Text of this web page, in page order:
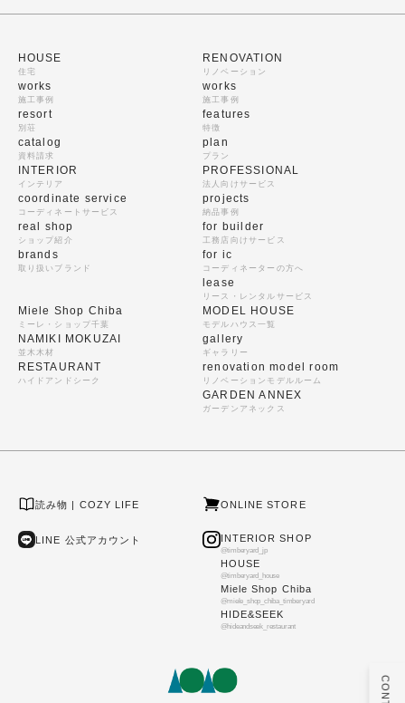
HOUSE
住宅
works
施工事例
resort
別荘
catalog
資料請求
RENOVATION
リノベーション
works
施工事例
features
特徴
plan
プラン
INTERIOR
インテリア
coordinate service
コーディネートサービス
real shop
ショップ紹介
brands
取り扱いブランド
PROFESSIONAL
法人向けサービス
projects
納品事例
for builder
工務店向けサービス
for ic
コーディネーターの方へ
lease
リース・レンタルサービス
Miele Shop Chiba
ミーレ・ショップ千葉
NAMIKI MOKUZAI
並木木材
RESTAURANT
ハイドアンドシーク
MODEL HOUSE
モデルハウス一覧
gallery
ギャラリー
renovation model room
リノベーションモデルルーム
GARDEN ANNEX
ガーデンアネックス
読み物 | COZY LIFE ONLINE STORE
LINE 公式アカウント INTERIOR SHOP
@timberyard_jp
HOUSE
@timberyard_house
Miele Shop Chiba
@miele_shop_chiba_timberyard
HIDE&SEEK
@hideandseek_restaurant